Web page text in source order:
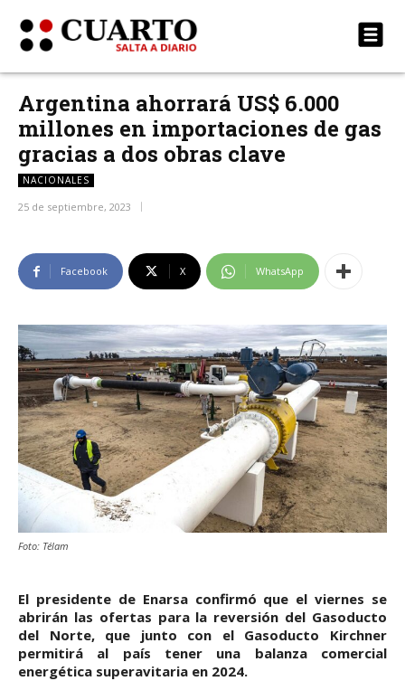
Argentina ahorrará US$ 6.000
millones en importaciones de gas
gracias a dos obras clave
NACIONALES
25 de septiembre, 2023
Facebook X WhatsApp
Foto: Télam
El presidente de Enarsa confirmó que el viernes se
abrirán las ofertas para la reversión del Gasoducto
del Norte, que junto con el Gasoducto Kirchner
permitirá al país tener una balanza comercial
energética superavitaria en 2024.